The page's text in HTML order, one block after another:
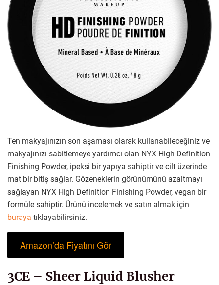
Ten makyajınızın son aşaması olarak kullanabileceğiniz ve
makyajınızı sabitlemeye yardımcı olan NYX High Definition
Finishing Powder, ipeksi bir yapıya sahiptir ve cilt üzerinde
mat bir bitiş sağlar. Gözeneklerin görünümünü azaltmayı
sağlayan NYX High Definition Finishing Powder, vegan bir
formüle sahiptir. Ürünü incelemek ve satın almak için
buraya tıklayabilirsiniz.
Amazon’da Fiyatını Gör
3CE – Sheer Liquid Blusher